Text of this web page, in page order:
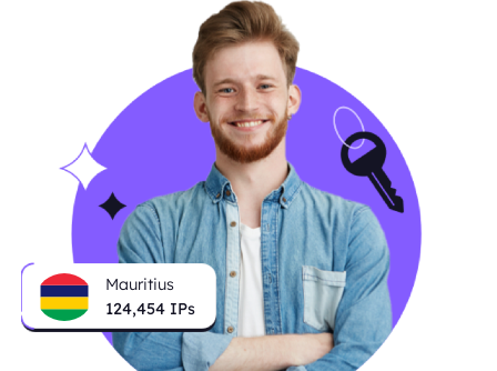
Mauritius
124,454 IPs